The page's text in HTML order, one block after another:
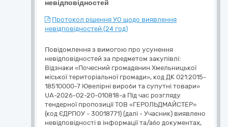
невідповідностей
Протокол рішення УО щодо виявлення
невідповідностей (24 год)
Повідомлення з вимогою про усунення
невідповідностей за предметом закупівлі:
Відзнаки «Почесний громадянин Хмельницької
міської територіальної громади», код ДК 021:2015-
18510000-7 Ювелірні вироби та супутні товари»
UA-2026-02-20-010818-a Під час розгляду
тендерної пропозиції ТОВ «ГЕРОЛЬДМАЙСТЕР»
(код ЄДРПОУ - 30018771) (далі - Учасник) виявлено
невідповідності в інформації та/або документах,